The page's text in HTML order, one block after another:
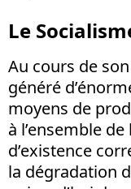
Le
Au cours de
généré
moyens de
à l’ensemble
d’existence
la dégradation